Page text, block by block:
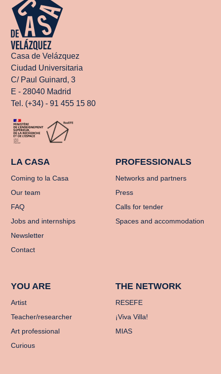
Casa de Velázquez
Ciudad Universitaria
C/ Paul Guinard, 3
E - 28040 Madrid
Tel. (+34) - 91 455 15 80
LA CASA
Coming to la Casa
Our team
FAQ
Jobs and internships
Newsletter
Contact
PROFESSIONALS
Networks and partners
Press
Calls for tender
Spaces and accommodation
YOU ARE
Artist
Teacher/researcher
Art professional
Curious
THE NETWORK
RESEFE
¡Viva Villa!
MIAS